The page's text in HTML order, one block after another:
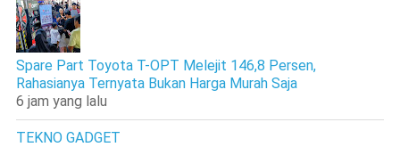
Spare Part Toyota T-OPT Melejit 146,8 Persen,
Rahasianya Ternyata Bukan Harga Murah Saja
6 jam yang lalu
TEKNO GADGET